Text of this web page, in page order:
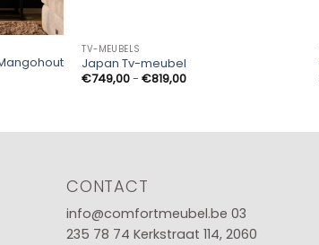
TV-MEUBELS
Japan Tv-meubel
€749,00- €819,00Prijsklasse:
CONTACT
info@comfortmeubel.be 03
235 78 74 Kerkstraat 114, 2060